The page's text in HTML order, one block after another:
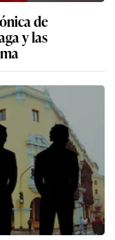
de
y las